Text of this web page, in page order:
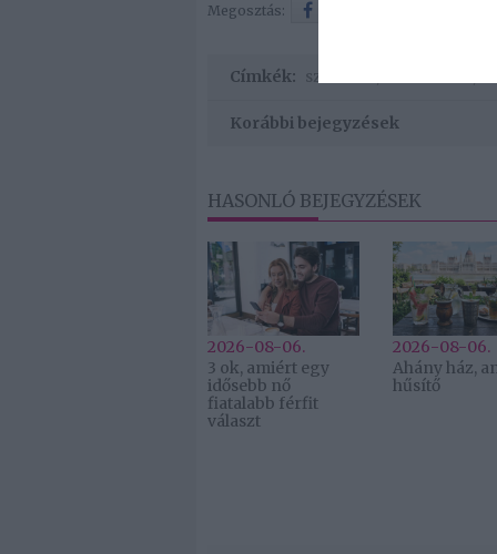
Megosztás:
Címkék: szerelem
Korábbi bejegyzések
HASONLÓ BEJEGYZÉSEK
2026-08-06.
3 ok, amiért egy
idősebb nő
fiatalabb férfit
választ
2026-08-06.
Ahány ház,
hűsítő